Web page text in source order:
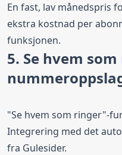
En fast, lav månedspris
ekstra kostnad per
funksjonen.
5. Se hvem
"Se hvem som ringer"-
Integrering med det
fra Gulesider.